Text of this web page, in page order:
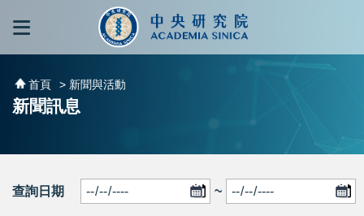
跳到主要內容區塊
首頁 > 新聞與活動
新聞訊息
查詢日期 ~